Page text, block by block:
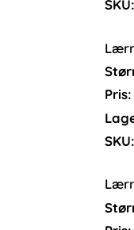
SKU:
Pris:
SKU: